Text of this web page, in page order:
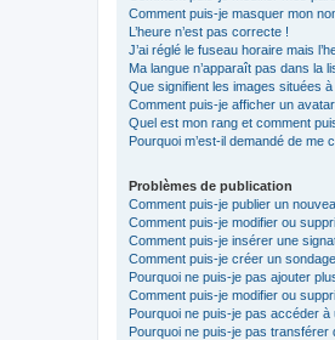
Comment puis-je masquer mon
L’heure n’est pas correcte !
J’ai réglé le fuseau horaire mais
Ma langue n’apparaît pas dans la
Que signifient les images situées
Comment puis-je afficher un
Quel est mon rang et comment
Pourquoi m’est-il demandé de me
Problèmes de publication
Comment puis-je publier un
Comment puis-je modifier ou
Comment puis-je insérer une
Comment puis-je créer un
Pourquoi ne puis-je pas ajouter
Comment puis-je modifier ou
Pourquoi ne puis-je pas accéder à
Pourquoi ne puis-je pas transférer